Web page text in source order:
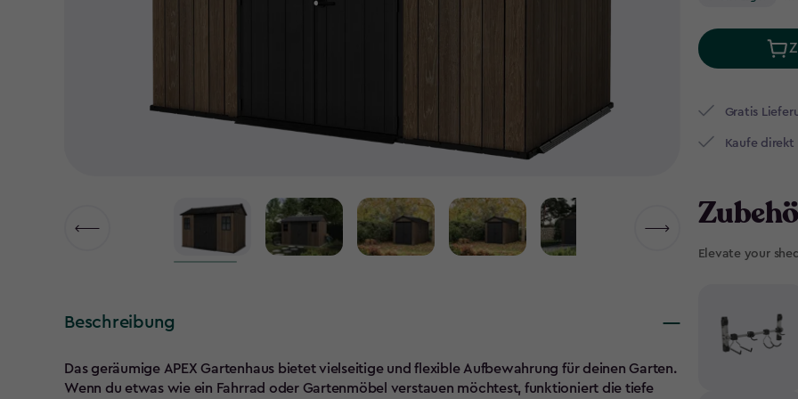
Gratis
Kaufe
Elevate your
Beschreibung
Das geräumige APEX Gartenhaus bietet vielseitige und flexible Aufbewahrung für deinen Garten.
Wenn du etwas wie ein Fahrrad oder Gartenmöbel verstauen möchtest, funktioniert die tiefe